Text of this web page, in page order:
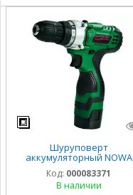
Шуруповерт
аккумуляторный NOWA
WA1815bl
Код: 000083371
В наличии